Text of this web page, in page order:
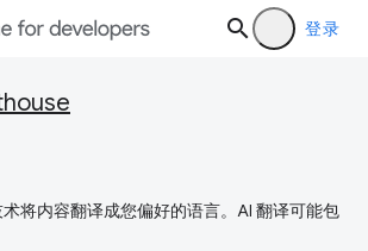
登录
将内容翻译成您偏好的语言。AI 翻译可能包